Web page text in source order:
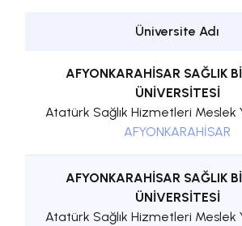
Üniversite Adı
AFYONKARAHİSAR SAĞLIK
ÜNİVERSİTESİ
Atatürk Sağlık Hizmetleri Meslek
AFYONKARAHİSAR
AFYONKARAHİSAR SAĞLIK
ÜNİVERSİTESİ
Atatürk Sağlık Hizmetleri Meslek